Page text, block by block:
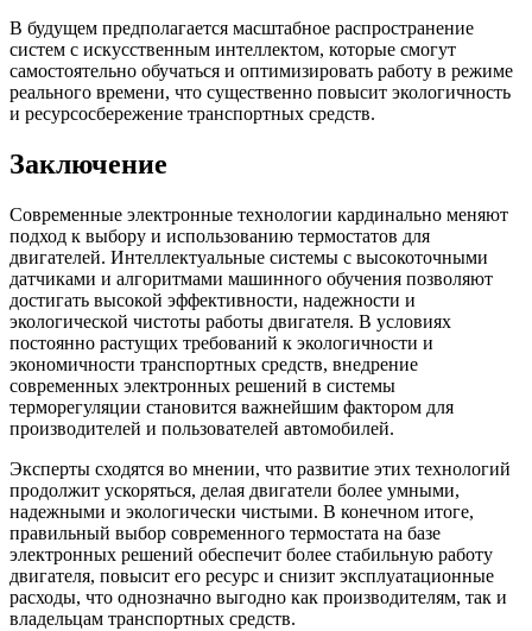
В будущем предполагается масштабное распространение
систем с искусственным интеллектом, которые смогут
самостоятельно обучаться и оптимизировать работу в режиме
реального времени, что существенно повысит экологичность
и ресурсосбережение транспортных средств.
Заключение
Современные электронные технологии кардинально меняют
подход к выбору и использованию термостатов для
двигателей. Интеллектуальные системы с высокоточными
датчиками и алгоритмами машинного обучения позволяют
достигать высокой эффективности, надежности и
экологической чистоты работы двигателя. В условиях
постоянно растущих требований к экологичности и
экономичности транспортных средств, внедрение
современных электронных решений в системы
терморегуляции становится важнейшим фактором для
производителей и пользователей автомобилей.
Эксперты сходятся во мнении, что развитие этих технологий
продолжит ускоряться, делая двигатели более умными,
надежными и экологически чистыми. В конечном итоге,
правильный выбор современного термостата на базе
электронных решений обеспечит более стабильную работу
двигателя, повысит его ресурс и снизит эксплуатационные
расходы, что однозначно выгодно как производителям, так и
владельцам транспортных средств.